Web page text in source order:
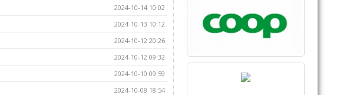
2024-10-14 10:02
2024-10-13 10:12
2024-10-12 20:26
2024-10-12 09:32
2024-10-10 09:59
2024-10-08 18:54